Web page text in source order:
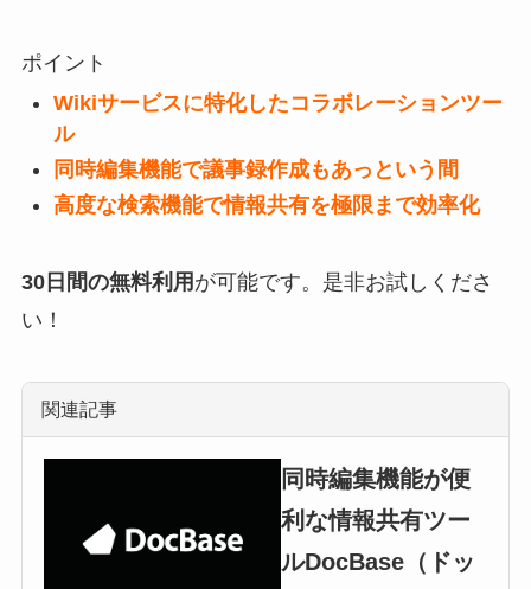
ポイント
Wikiサービスに特化したコラボレーションツー
ル
同時編集機能で議事録作成もあっという間
高度な検索機能で情報共有を極限まで効率化
30日間の無料利用 が可能です。是非お試しくださ
い！
関連記事
同時編集機能が便
利な情報共有ツー
ルDocBase（ドッ